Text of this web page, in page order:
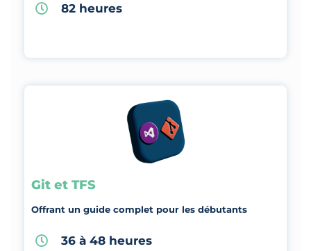
82 heures
Git et TFS
Offrant un guide complet pour les débutants
36 à 48 heures